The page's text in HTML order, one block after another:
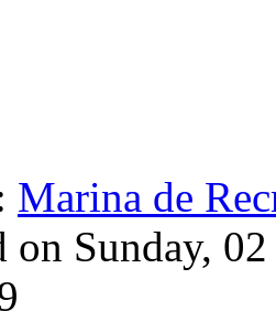
Marina de
on Sunday,